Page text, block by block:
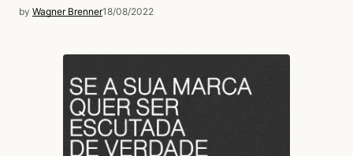
by Wagner Brenner18/08/2022